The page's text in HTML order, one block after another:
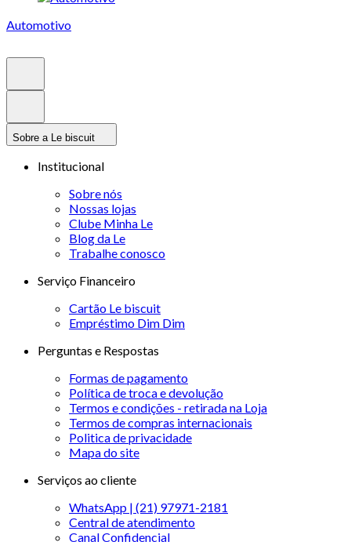
Automotivo
Sobre a Le biscuit
Institucional
Sobre nós
Nossas lojas
Clube Minha Le
Blog da Le
Trabalhe conosco
Serviço Financeiro
Cartão Le biscuit
Empréstimo Dim Dim
Perguntas e Respostas
Formas de pagamento
Política de troca e devolução
Termos e condições - retirada na Loja
Termos de compras internacionais
Politica de privacidade
Mapa do site
Serviços ao cliente
WhatsApp | (21) 97971-2181
Central de atendimento
Canal Confidencial